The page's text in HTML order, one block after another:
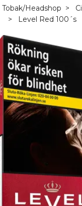
Tobak/Headshop
Level Red 100´s